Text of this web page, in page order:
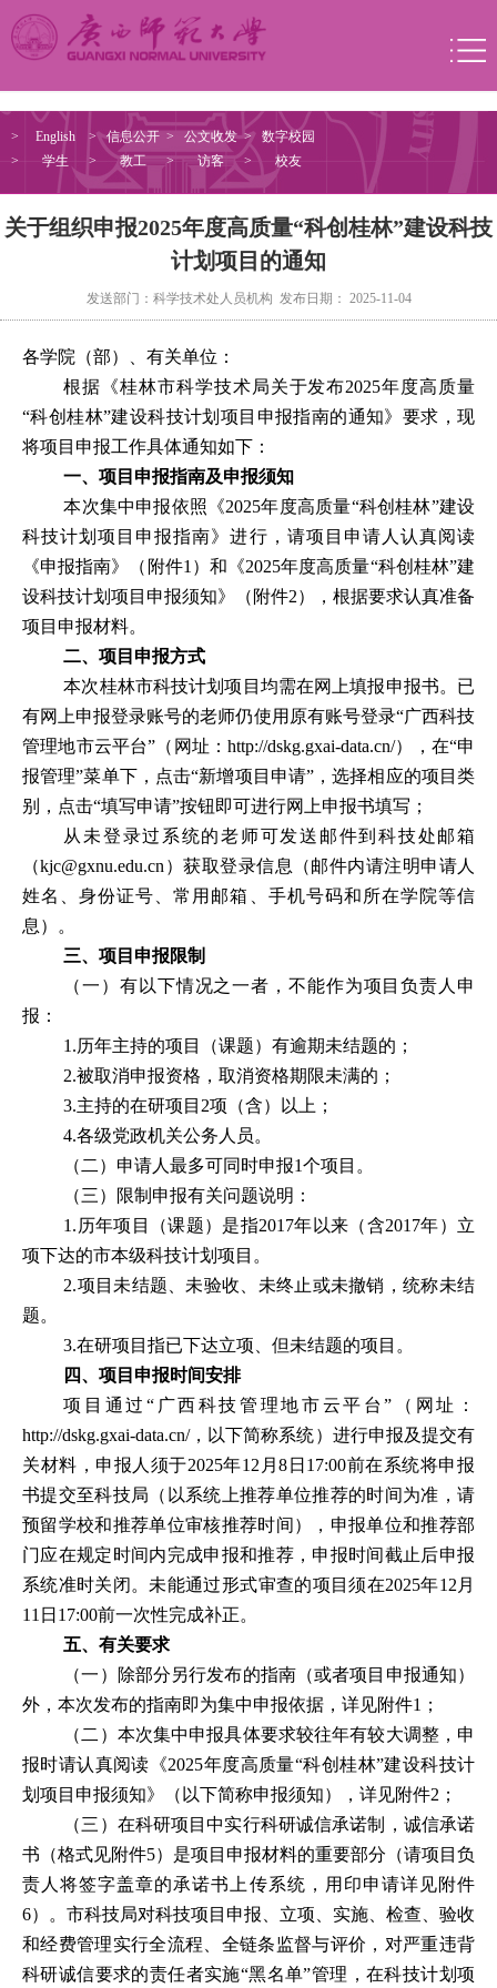
> English > 信息公开 > 公文收发 > 数字校园
>
学生 > 教工 > 访客 > 校友
关于组织申报2025年度高质量“科创桂林”建设科技
计划项目的通知
发送部门：科学技术处人员机构 发布日期： 2025-11-04
各学院（部）、有关单位：
根据《桂林市科学技术局关于发布2025年度高质量
“科创桂林”建设科技计划项目申报指南的通知》要求，现
将项目申报工作具体通知如下：
一、项目申报指南及申报须知
本次集中申报依照《2025年度高质量“科创桂林”建设
科技计划项目申报指南》进行，请项目申请人认真阅读
《申报指南》（附件1 ）和《2025年度高质量“科创桂林”建
设科技计划项目申报须知》（附件2），根据要求认真准备
项目申报材料。
二、项目申报方式
本次桂林市科技计划项目均需在网上填报申报书。已
有网上申报登录账号的老师仍使用原有账号登录“广西科技
管理地市云平台” （网址 ：http://dskg.gxai-data.cn/） ，在“申
报管理”菜单下，点击“新增项目申请”，选择相应的项目类
别，点击“填写申请”按钮即可进行网上申报书填写；
从未登录过系统的老师可发送邮件到科技处邮箱
（kjc@gxnu.edu.cn ）获取登录信息（邮件内请注明申请人
姓名、身份证号、常用邮箱、手机号码和所在学院等信
息）。
三、项目申报限制
（一）有以下情况之一者，不能作为项目负责人申
报：
1.历年主持的项目（课题）有逾期未结题的；
2.被取消申报资格，取消资格期限未满的；
3.主持的在研项目 2项（含）以上；
4.各级党政机关公务人员。
（二）申请人最多可同时申报1个项目。
（三）限制申报有关问题说明：
1. 历年项目（课题）是指2017年以来（含2017年）立
项下达的市本级科技计划项目。
2.项目未结题、未验收、未终止或未撤销，统称未结
题。
3.在研项目指已下达立项、但未结题的项目。
四、项目申报时间安排
项目通过 “广西科技管理地市云平台” （网址
：
http://dskg.gxai-data.cn/，以下简称系统）进行申报及提交有
关材料，申报人须于2025年12 月8 日 17:00前在系统将申报
书提交至科技局（以系统上推荐单位推荐的时间为准，请
预留学校和推荐单位审核推荐时间），申报单位和推荐部
门应在规定时间内完成申报和推荐，申报时间截止后申报
系统准时关闭。未能通过形式审查的项目须在2025年12 月
11 日 17:00前一次性完成补正。
五、有关要求
（一）除部分另行发布的指南（或者项目申报通知）
外，本次发布的指南即为集中申报依据，详见附件1 ；
（二）本次集中申报具体要求较往年有较大调整，申
报时请认真阅读《2025年度高质量“科创桂林”建设科技计
划项目申报须知》（以下简称申报须知），详见附件2 ；
（三）在科研项目中实行科研诚信承诺制，诚信承诺
书（格式见附件5）是项目申报材料的重要部分（请项目负
责人将签字盖章的承诺书上传系统，用印申请详见附件
6）。市科技局对科技项目申报、立项、实施、检查、验收
和经费管理实行全流程、全链条监督与评价，对严重违背
科研诚信要求的责任者实施“黑名单”管理，在科技计划项